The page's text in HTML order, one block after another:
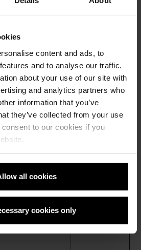
content and ads, to
and to analyse our traffic.
about your use of our site with
and analytics partners who
information that you’ve
they’ve collected from your use
to our cookies if you
all cookies
cookies only
künstlicher
1
35 %
künstlicher
1
EN 12310-1
180 N
12310-1
210 N
Wochen
Wochen